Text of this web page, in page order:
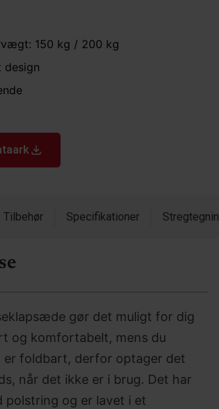
150 kg / 200 kg
design
Tilbehør Specifikationer
gør det muligt for dig
og komfortabelt, mens du
er foldbart, derfor optager det
når det ikke er i brug. Det har
polstring og er lavet i et